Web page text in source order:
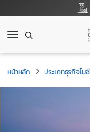
T
g
g
l
e
หน้าหลัก ประเภทธุรกิจไมซ์